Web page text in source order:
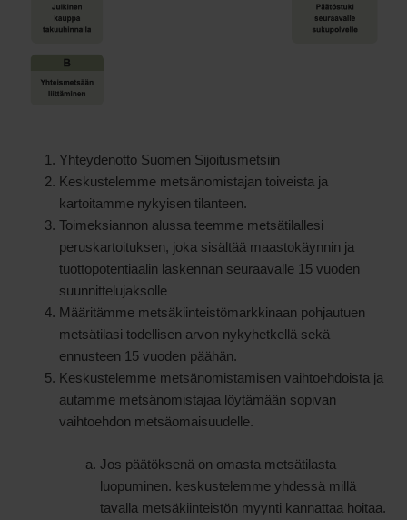
Yhteydenotto Suomen Sijoitusmetsiin
Keskustelemme metsänomistajan toiveista ja
kartoitamme nykyisen tilanteen.
Toimeksiannon alussa teemme metsätilallesi
peruskartoituksen, joka sisältää maastokäynnin ja
tuottopotentiaalin laskennan seuraavalle 15 vuoden
suunnittelujaksolle
Määritämme metsäkiinteistömarkkinaan pohjautuen
metsätilasi todellisen arvon nykyhetkellä sekä
ennusteen 15 vuoden päähän.
Keskustelemme metsänomistamisen vaihtoehdoista ja
autamme metsänomistajaa löytämään sopivan
vaihtoehdon metsäomaisuudelle.
Jos päätöksenä on omasta metsätilasta
luopuminen. keskustelemme yhdessä millä
tavalla metsäkiinteistön myynti kannattaa hoitaa.